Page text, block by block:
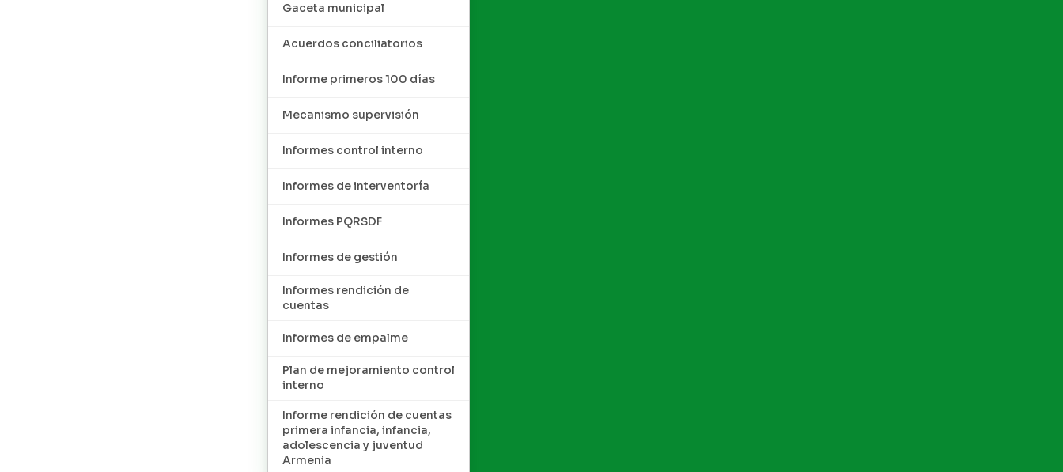
Gaceta municipal
Acuerdos conciliatorios
Informe primeros 100 días
Mecanismo supervisión
Informes control interno
Informes de interventoría
Informes PQRSDF
Informes de gestión
Informes rendición de
cuentas
Informes de empalme
Plan de mejoramiento control
interno
Informe rendición de cuentas
primera infancia, infancia,
adolescencia y juventud
Armenia